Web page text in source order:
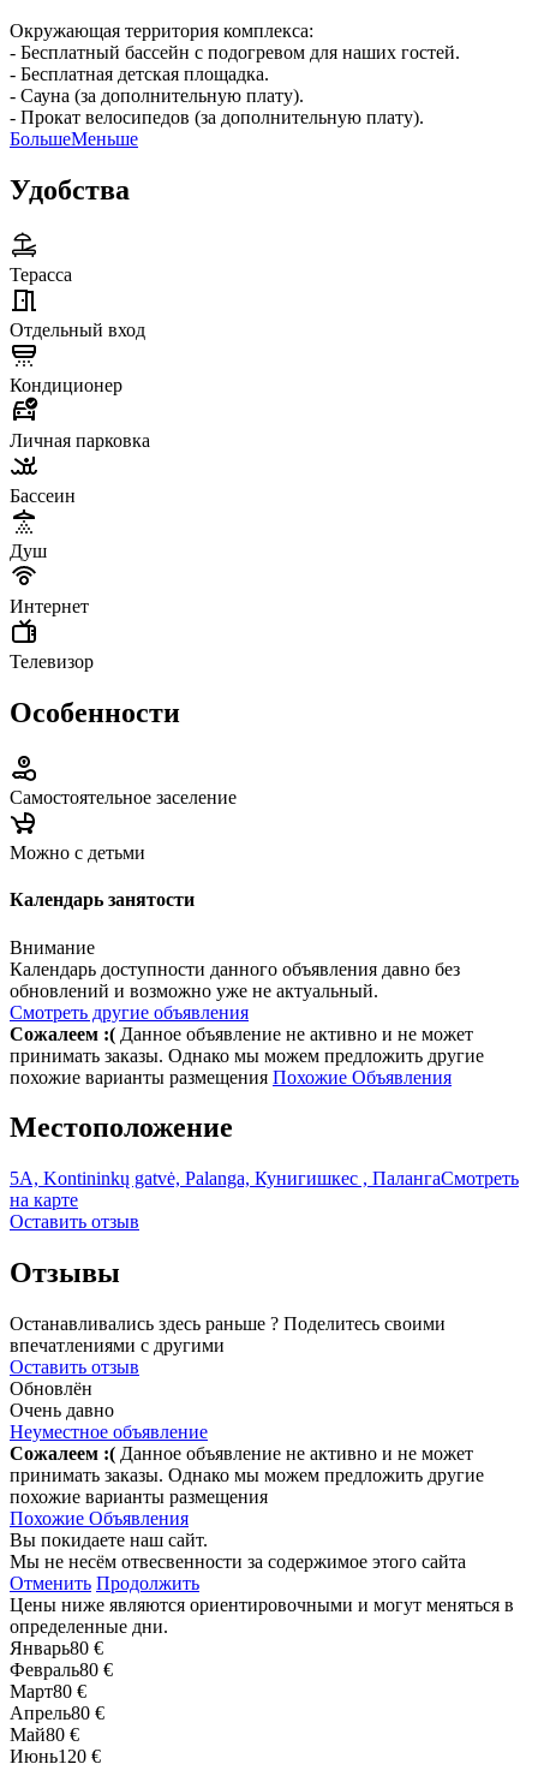
Окружающая территория комплекса:
- Бесплатный бассейн с подогревом для наших гостей.
- Бесплатная детская площадка.
- Сауна (за дополнительную плату).
- Прокат велосипедов (за дополнительную плату).
БольшеМеньше
Удобства
Терасса
Отдельный вход
Кондиционер
Личная парковка
Бассеин
Душ
Интернет
Телевизор
Особенности
Самостоятельное заселение
Можно с детьми
Календарь занятости
Внимание
Календарь доступности данного объявления давно без
обновлений и возможно уже не актуальный.
Смотреть другие объявления
Сожалеем :( Данное объявление не активно и не может
принимать заказы. Однако мы можем предложить другие
похожие варианты размещения Похожие Объявления
Местоположение
5A, Kontininkų gatvė, Palanga, Кунигишкес , ПалангаСмотреть
на карте
Оставить отзыв
Отзывы
Останавливались здесь раньше ? Поделитесь своими
впечатлениями с другими
Оставить отзыв
Обновлён
Очень давно
Неуместное объявление
Сожалеем :( Данное объявление не активно и не может
принимать заказы. Однако мы можем предложить другие
похожие варианты размещения
Похожие Объявления
Вы покидаете наш сайт.
Мы не несём отвесвенности за содержимое этого сайта
Отменить Продолжить
Цены ниже являются ориентировочными и могут меняться в
определенные дни.
Январь80 €
Февраль80 €
Март80 €
Апрель80 €
Май80 €
Июнь120 €